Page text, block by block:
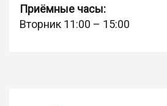
Приёмные часы:
Вторник 11:00 – 15:00